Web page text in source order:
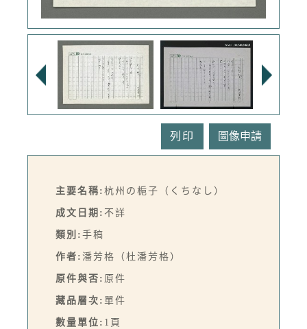
列印
主要名稱: 杭州の梔子（くちなし）
成文日期: 不詳
類別: 手稿
作者: 潘芳格（杜潘芳格）
原件與否: 原件
藏品層次: 單件
數量單位: 1頁